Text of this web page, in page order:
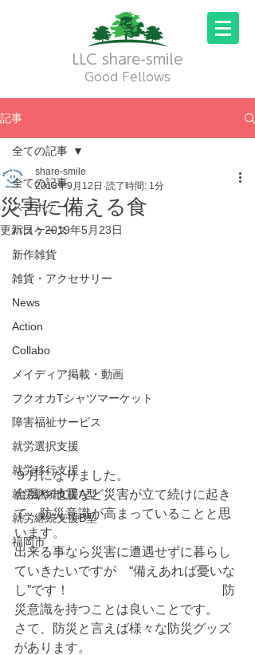
LLC share-smile
Good Fellows
記事
全ての記事
スマホケース
パスケース
新作雑貨
雑貨・アクセサリー
News
Action
Collabo
メイディア掲載・動画
フクオカTシャツマーケット
障害福祉サービス
就労選択支援
就労移行支援
就労継続支援A型
就労継続支援B型
福岡市
全ての記事
災害に備える食
share-smile
2018年9月12日 読了時間: 1分
更新日：2019年5月23日
９月になりました。
台風や地震など災害が立て続けに起き
て、防災意識が高まっていることと思
います。
出来る事なら災害に遭遇せずに暮らし
ていきたいですが　“備えあれば憂いな
し”です！　　　　　　　　　　　　防
災意識を持つことは良いことです。
さて、防災と言えば様々な防災グッズ
があります。